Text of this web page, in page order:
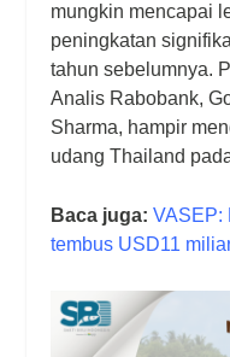
mungkin mencapai
peningkatan
tahun sebelumnya.
Analis Rabobank,
Sharma, hampir
udang Thailand
Baca juga: VASEP:
tembus USD11